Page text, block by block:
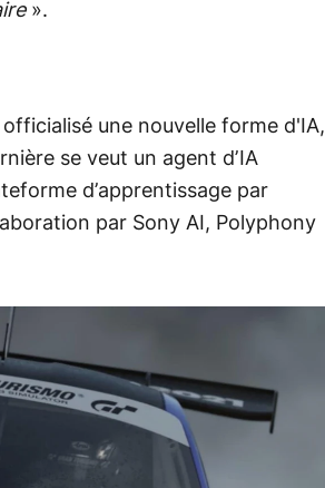
».
une nouvelle forme d'IA,
se veut un agent d’IA
d’apprentissage par
par Sony AI, Polyphony